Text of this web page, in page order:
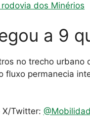
dos Minérios
a 9
no trecho urbano
fluxo permanecia
X/Twitter: